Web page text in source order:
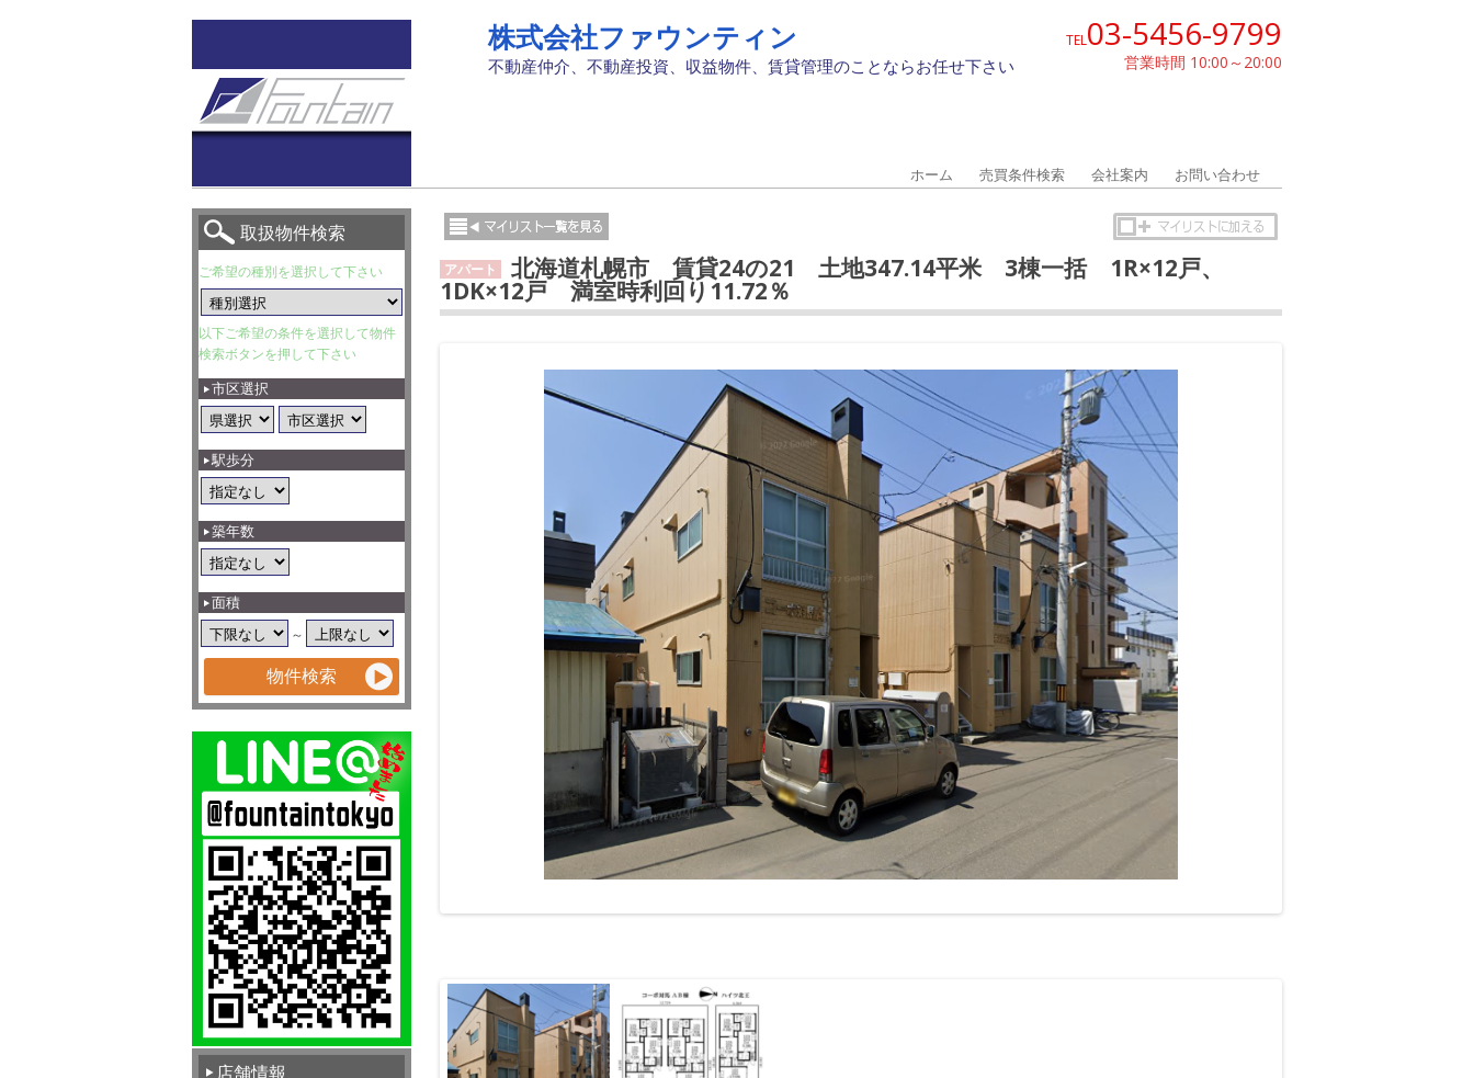
株式会社ファウンティン
不動産仲介、不動産投資、収益物件、賃貸管理のことならお任せ下さい 営業時間 10:00～20:00
TEL03-5456-9799
ホーム 売買条件検索 会社案内 お問い合わせ
アパート 北海道札幌市 賃貸24の21 土地347.14平米 3棟一括 1R×12戸、
1DK×12戸 満室時利回り11.72％
取扱物件検索
ご希望の種別を選択して下さい
以下ご希望の条件を選択して物件
検索ボタンを押して下さい
市区選択
駅歩分
築年数
面積
～
店舗情報